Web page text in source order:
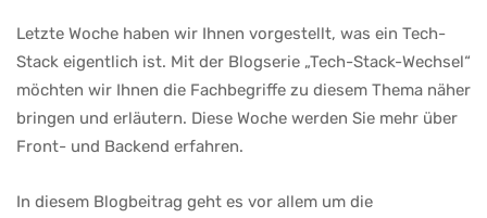
Letzte Woche haben wir Ihnen vorgestellt, was ein Tech-
Stack eigentlich ist. Mit der Blogserie „Tech-Stack-Wechsel“
möchten wir Ihnen die Fachbegriffe zu diesem Thema näher
bringen und erläutern. Diese Woche werden Sie mehr über
Front- und Backend erfahren.
In diesem Blogbeitrag geht es vor allem um die